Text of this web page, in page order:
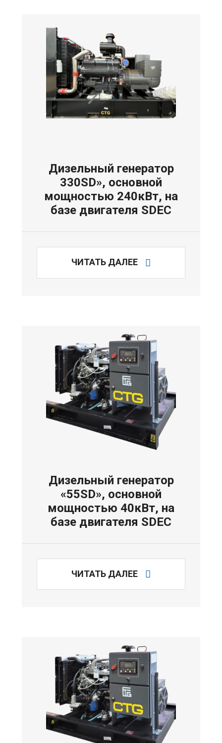
Дизельный генератор
330SD», основной
мощностью 240кВт, на
базе двигателя SDEC
ЧИТАТЬ ДАЛЕЕ
Дизельный генератор
«55SD», основной
мощностью 40кВт, на
базе двигателя SDEC
ЧИТАТЬ ДАЛЕЕ